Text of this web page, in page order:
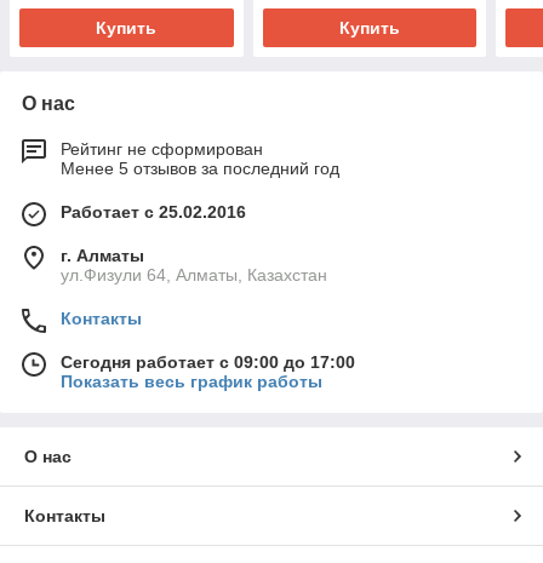
Купить Купить
О нас
Рейтинг не сформирован
Менее 5 отзывов за последний год
Работает с 25.02.2016
г. Алматы
ул.Физули 64, Алматы, Казахстан
Контакты
Сегодня работает с 09:00 до 17:00
Показать весь график работы
О нас
Контакты